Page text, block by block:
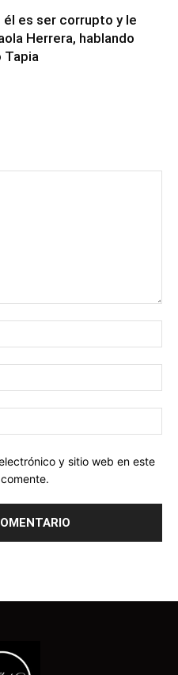
él es ser corrupto y le
Herrera, hablando
Tapia
y sitio web en este